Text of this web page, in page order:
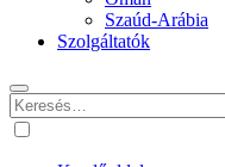
Szaúd-Arábia
Szolgáltatók
Keresés: